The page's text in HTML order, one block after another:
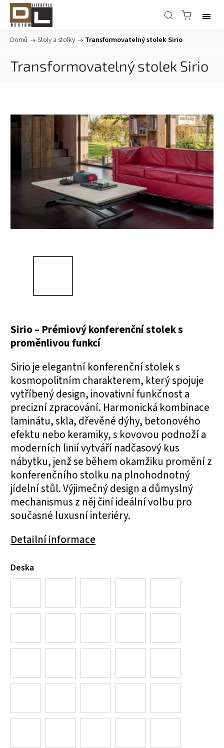
Domů / Stoly a stolky / Transformovatelný stolek Sirio
Transformovatelný stolek Sirio
Sirio – Prémiový konferenční stolek s
proměnlivou funkcí
Sirio je elegantní konferenční stolek s
kosmopolitním charakterem, který spojuje
vytříbený design, inovativní funkčnost a
precizní zpracování. Harmonická kombinace
laminátu, skla, dřevěné dýhy, betonového
efektu nebo keramiky, s kovovou podnoží a
moderních linií vytváří nadčasový kus
nábytku, jenž se během okamžiku promění z
konferenčního stolku na plnohodnotný
jídelní stůl. Výjimečný design a důmyslný
mechanismus z něj činí ideální volbu pro
současné luxusní interiéry.
Detailní informace
Deska